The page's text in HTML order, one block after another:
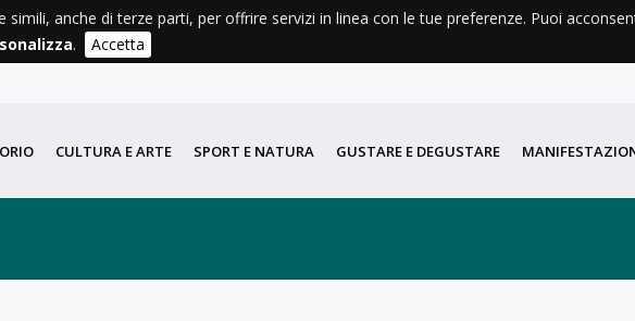
CULTURA E ARTE SPORT E NATURA GUSTARE E DEGUSTARE
anche di terze parti, per offrire servizi in linea con le tue preferenze. Puoi
. Accetta